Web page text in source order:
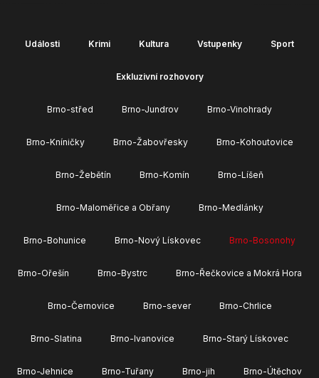
Události Krimi Kultura Vstupenky Sport
Exkluzivní rozhovory
Brno-střed Brno-Jundrov Brno-Vinohrady
Brno-Kníničky Brno-Žabovřesky Brno-Kohoutovice
Brno-Žebětín Brno-Komín Brno-Líšeň
Brno-Maloměřice a Obřany Brno-Medlánky
Brno-Bohunice Brno-Nový Lískovec Brno-Bosonohy
Brno-Ořešín Brno-Bystrc Brno-Řečkovice a Mokrá Hora
Brno-Černovice Brno-sever Brno-Chrlice
Brno-Slatina Brno-Ivanovice Brno-Starý Lískovec
Brno-Jehnice Brno-Tuřany Brno-jih Brno-Útěchov